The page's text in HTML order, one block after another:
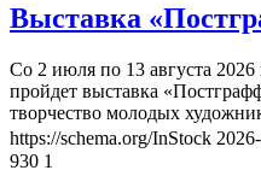
Выставка
Со 2 июля по 13 августа 2026
пройдет выставка
творчество молодых
https://schema.org/InStock
930 1